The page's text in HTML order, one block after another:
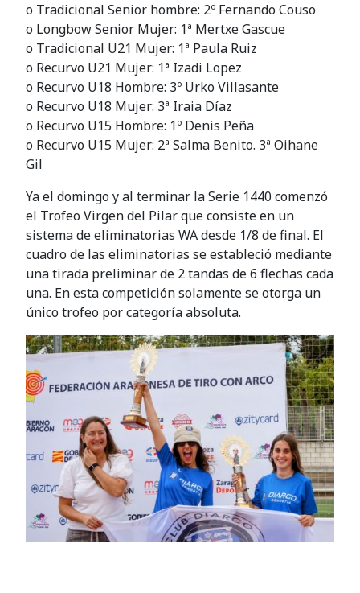
o Tradicional Senior hombre: 2º Fernando Couso
o Longbow Senior Mujer: 1ª Mertxe Gascue
o Tradicional U21 Mujer: 1ª Paula Ruiz
o Recurvo U21 Mujer: 1ª Izadi Lopez
o Recurvo U18 Hombre: 3º Urko Villasante
o Recurvo U18 Mujer: 3ª Iraia Díaz
o Recurvo U15 Hombre: 1º Denis Peña
o Recurvo U15 Mujer: 2ª Salma Benito. 3ª Oihane
Gil
Ya el domingo y al terminar la Serie 1440 comenzó
el Trofeo Virgen del Pilar que consiste en un
sistema de eliminatorias WA desde 1/8 de final. El
cuadro de las eliminatorias se estableció mediante
una tirada preliminar de 2 tandas de 6 flechas cada
una. En esta competición solamente se otorga un
único trofeo por categoría absoluta.